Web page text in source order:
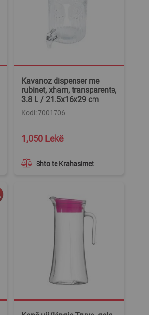
Kavanoz dispenser me
rubinet, xham, transparente,
3.8 L / 21.5x16x29 cm
Kodi: 7001706
Shto te Krahasimet
1,050 Lekë